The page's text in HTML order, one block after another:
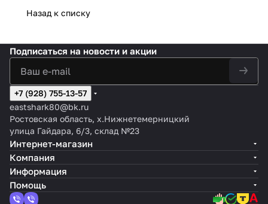
Назад к списку
Подписаться на новости и акции
+7 (928) 755-13-57
eastshark80@bk.ru
Ростовская область, х.Нижнетемерницкий
улица Гайдара, 6/3, склад №23
Интернет-магазин
Компания
Информация
Помощь